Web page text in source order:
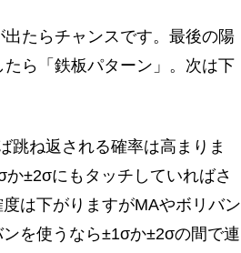
たらチャンスです。最後の陽
ら「鉄板パターン」。次は下
跳ね返される確率は高まりま
±2σにもタッチしていればさ
は下がりますがMAやボリバン
を使うなら±1σか±2σの間で連